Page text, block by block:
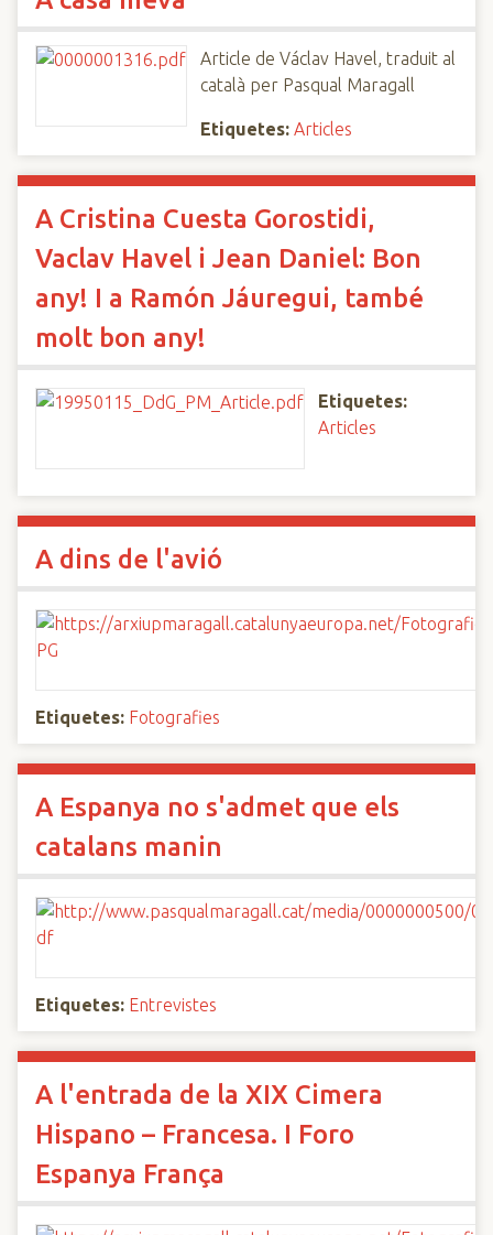
Article de Václav Havel, traduit al
català per Pasqual Maragall
Etiquetes: Articles
A Cristina Cuesta Gorostidi,
Vaclav Havel i Jean Daniel: Bon
any! I a Ramón Jáuregui, també
molt bon any!
Etiquetes:
Articles
A dins de l'avió
Etiquetes: Fotografies
A Espanya no s'admet que els
catalans manin
Etiquetes: Entrevistes
A l'entrada de la XIX Cimera
Hispano – Francesa. I Foro
Espanya França